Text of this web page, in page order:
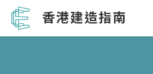
香港建造指南